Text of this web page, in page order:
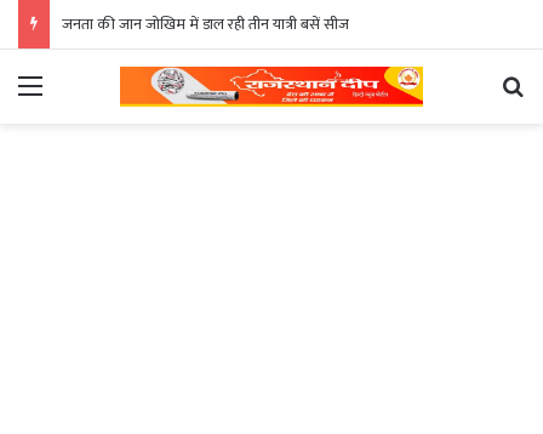
जनता की जान जोखिम में डाल रही तीन यात्री बसें सीज
Menu